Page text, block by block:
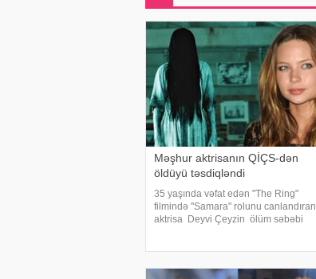
Məşhur aktrisanın QİÇS-dən
öldüyü təsdiqləndi
35 yaşında vəfat edən "The Ring"
filmində "Samara" rolunu canlandıran
aktrisa Deyvi Çeyzin ölüm səbəbi